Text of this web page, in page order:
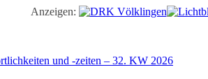
Anzeigen:
und -zeiten – 32. KW 2026